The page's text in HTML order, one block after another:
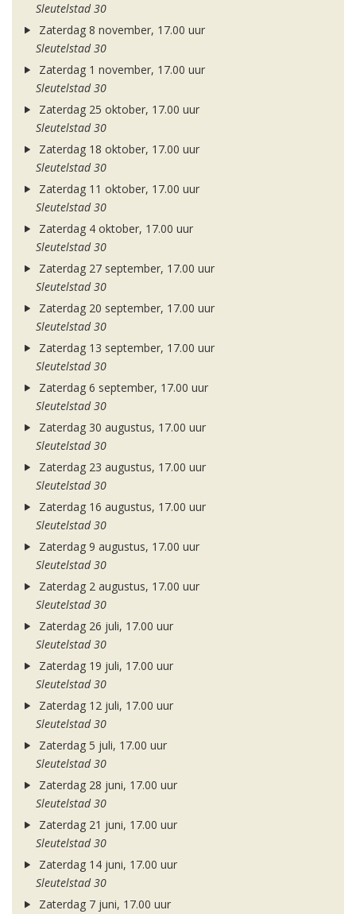
Sleutelstad 30
Zaterdag 8 november, 17.00 uur
Sleutelstad 30
Zaterdag 1 november, 17.00 uur
Sleutelstad 30
Zaterdag 25 oktober, 17.00 uur
Sleutelstad 30
Zaterdag 18 oktober, 17.00 uur
Sleutelstad 30
Zaterdag 11 oktober, 17.00 uur
Sleutelstad 30
Zaterdag 4 oktober, 17.00 uur
Sleutelstad 30
Zaterdag 27 september, 17.00 uur
Sleutelstad 30
Zaterdag 20 september, 17.00 uur
Sleutelstad 30
Zaterdag 13 september, 17.00 uur
Sleutelstad 30
Zaterdag 6 september, 17.00 uur
Sleutelstad 30
Zaterdag 30 augustus, 17.00 uur
Sleutelstad 30
Zaterdag 23 augustus, 17.00 uur
Sleutelstad 30
Zaterdag 16 augustus, 17.00 uur
Sleutelstad 30
Zaterdag 9 augustus, 17.00 uur
Sleutelstad 30
Zaterdag 2 augustus, 17.00 uur
Sleutelstad 30
Zaterdag 26 juli, 17.00 uur
Sleutelstad 30
Zaterdag 19 juli, 17.00 uur
Sleutelstad 30
Zaterdag 12 juli, 17.00 uur
Sleutelstad 30
Zaterdag 5 juli, 17.00 uur
Sleutelstad 30
Zaterdag 28 juni, 17.00 uur
Sleutelstad 30
Zaterdag 21 juni, 17.00 uur
Sleutelstad 30
Zaterdag 14 juni, 17.00 uur
Sleutelstad 30
Zaterdag 7 juni, 17.00 uur